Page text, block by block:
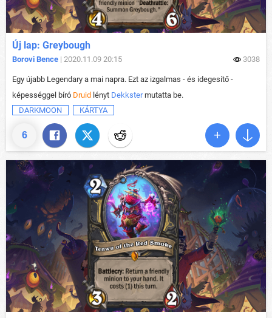
6
Új lap: Greybough
Borovi Bence | 2020.11.09 20:15 3038
Egy újabb Legendary a mai napra. Ezt az izgalmas - és idegesítő -
képességgel bíró Druid lényt Dekkstermutatta be.
DARKMOON
KÁRTYA